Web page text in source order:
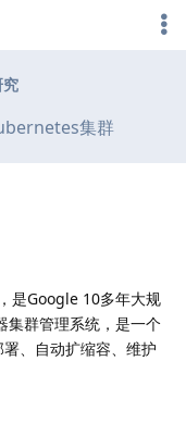
集群
是Google 10多年大规
集群管理系统，是一个
、自动扩缩容、维护